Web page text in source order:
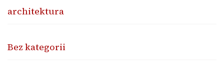
architektura
Bez kategorii